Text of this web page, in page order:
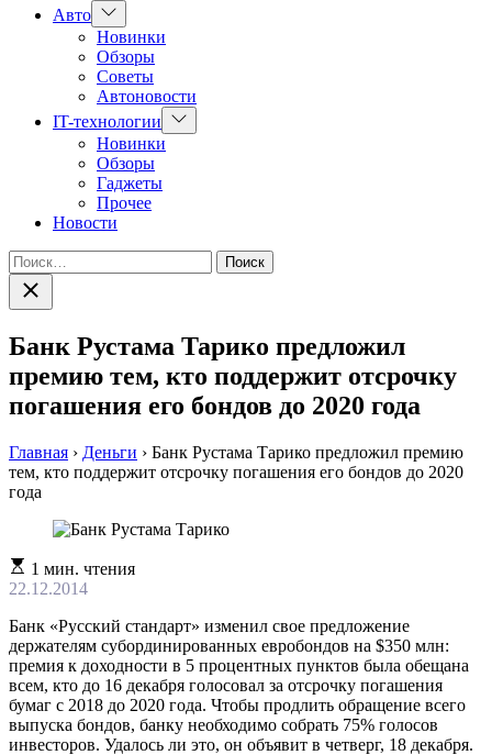
Авто Показать
подменю
Новинки
Обзоры
Советы
Автоновости
IT-технологии
Показать
подменю
Новинки
Обзоры
Гаджеты
Прочее
Новости
Найти:
Закрыть
поиск
Банк Рустама Тарико предложил
премию тем, кто поддержит отсрочку
погашения его бондов до 2020 года
Главная › Деньги › Банк Рустама Тарико предложил премию
тем, кто поддержит отсрочку погашения его бондов до 2020
года
Расчетное
время
1 мин. чтения
22.12.2014
Банк «Русский стандарт» изменил свое предложение
держателям субординированных евробондов на $350 млн:
премия к доходности в 5 процентных пунктов была обещана
всем, кто до 16 декабря голосовал за отсрочку погашения
бумаг с 2018 до 2020 года. Чтобы продлить обращение всего
выпуска бондов, банку необходимо собрать 75% голосов
инвесторов. Удалось ли это, он объявит в четверг, 18 декабря.